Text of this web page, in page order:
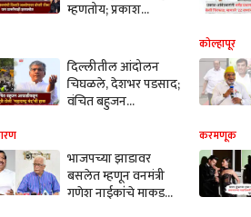
म्हणतोय; प्रकाश
हल्लाबोल
दिल्लीतील आंदोलन
चिघळले, देशभर पडसाद;
वंचित बहुजन
कोल्हापूर
भाजपच्या झाडावर
बसलेत म्हणून वनमंत्री
गणेश नाईकांचे माकड
करमणूक